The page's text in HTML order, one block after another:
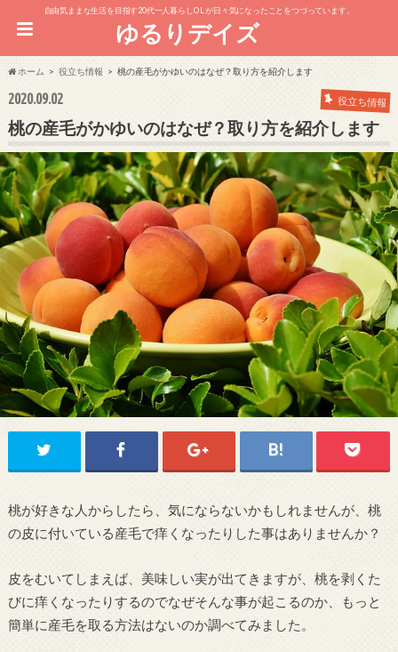
自由気ままな生活を目指す20代一人暮らしOL が日々気になったことをつづっています。
ゆるりデイズ
ホーム 役立ち情報 桃の産毛がかゆいのはなぜ？取り方を紹介します
2020.09.02 役立ち情報
桃の産毛がかゆいのはなぜ？取り方を紹介します
桃が好きな人からしたら、気にならないかもしれませんが、桃
の皮に付いている産毛で痒くなったりした事はありませんか？
皮をむいてしまえば、美味しい実が出てきますが、桃を剥くた
びに痒くなったりするのでなぜそんな事が起こるのか、もっと
簡単に産毛を取る方法はないのか調べてみました。